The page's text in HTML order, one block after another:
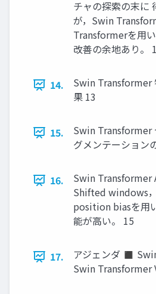
チャの探索の末に
が，Swin
Transformerを用
改善の余地あり。
14.
Swin Transformer
果 13
15.
Swin Transformer
グメンテーション
16.
Swin
Shifted windows
position biasを用
能が高い。 15
17.
アジェンダ ◼
Swin Transformer